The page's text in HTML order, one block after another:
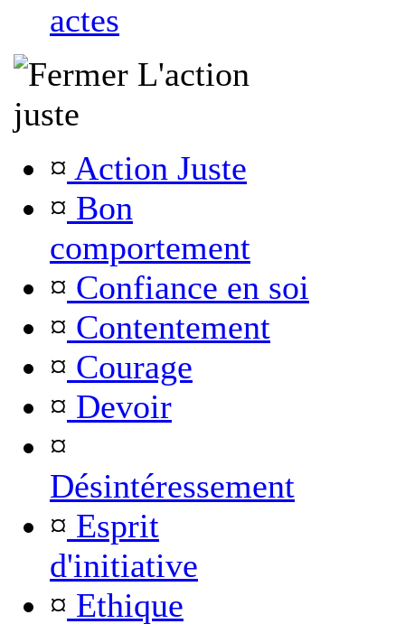
actes
L'action
juste
¤ Action Juste
¤ Bon
comportement
¤ Confiance en soi
¤ Contentement
¤ Courage
¤ Devoir
¤
Désintéressement
¤ Esprit
d'initiative
¤ Ethique